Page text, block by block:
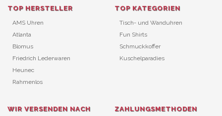
TOP HERSTELLER
AMS Uhren
Atlanta
Blomus
Friedrich Lederwaren
Heunec
Rahmenlos
TOP KATEGORIEN
Tisch- und Wanduhren
Fun Shirts
Schmuckkoffer
Kuschelparadies
WIR VERSENDEN NACH ZAHLUNGSMETHODEN